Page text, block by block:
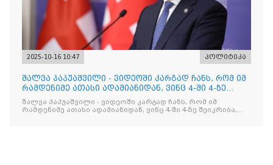
2025-10-16 10:47 პოლიტიკა
შალვა პაპუაშვილი - ვიდეოში კარგად ჩანს, რომ იმ
რამდენიმე ათასი ადამიანიდან, ვინც 4-ში 4-ზე
შეიკრიბა,
შალვა პაპუაშვილი - ვიდეოში კარგად ჩანს, რომ იმ
რამდენიმე ათასი ადამიანიდან, ვინც 4-ში 4-ზე შეიკრიბა,